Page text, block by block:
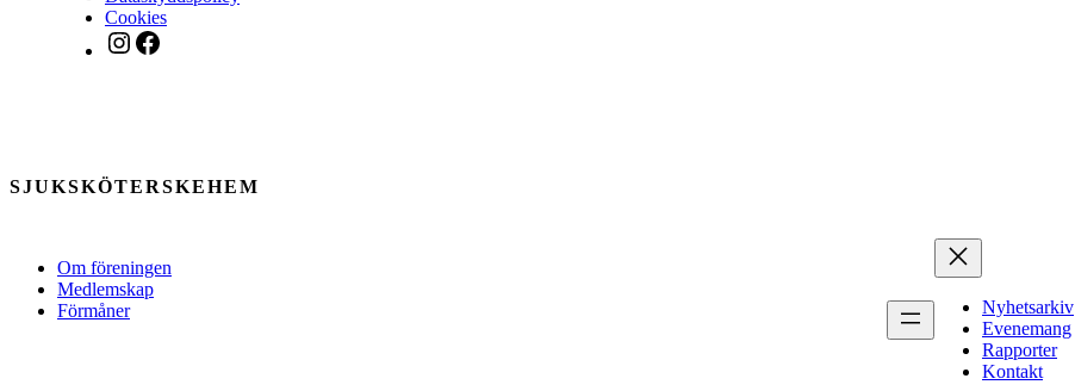
Cookies
Instagram
Facebook
SJUKSKÖTERSKEHEM
Om föreningen
Medlemskap
Förmåner
Nyhetsarkiv
Evenemang
Rapporter
Kontakt